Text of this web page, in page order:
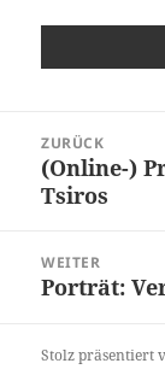
Navigation
ZURÜCK
Vorheriger
Beitrag:
(Online-)
Tsiros
WEITER
Nächster
Porträt:
Stolz präsentiert